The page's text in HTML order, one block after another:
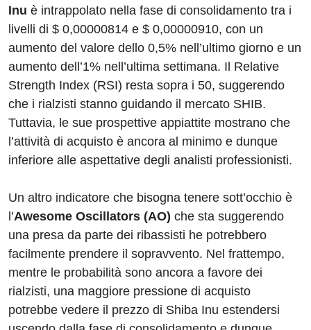
Inu è intrappolato nella fase di consolidamento tra i
livelli di $ 0,00000814 e $ 0,00000910, con un
aumento del valore dello 0,5% nell’ultimo giorno e un
aumento dell’1% nell’ultima settimana. Il Relative
Strength Index (RSI) resta sopra i 50, suggerendo
che i rialzisti stanno guidando il mercato SHIB.
Tuttavia, le sue prospettive appiattite mostrano che
l’attività di acquisto è ancora al minimo e dunque
inferiore alle aspettative degli analisti professionisti.
Un altro indicatore che bisogna tenere sott’occhio è
l’Awesome Oscillators (AO) che sta suggerendo
una presa da parte dei ribassisti he potrebbero
facilmente prendere il sopravvento. Nel frattempo,
mentre le probabilità sono ancora a favore dei
rialzisti, una maggiore pressione di acquisto
potrebbe vedere il prezzo di Shiba Inu estendersi